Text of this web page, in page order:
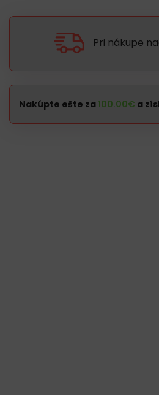
Pri nákupe
Nakúpte ešte za 100.00€ a